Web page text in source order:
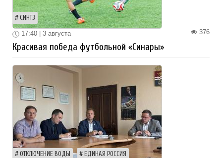
СИНТЗ
376
17:40 | 3 августа
Красивая победа футбольной «Синары»
ОТКЛЮЧЕНИЕ ВОДЫ ЕДИНАЯ РОССИЯ